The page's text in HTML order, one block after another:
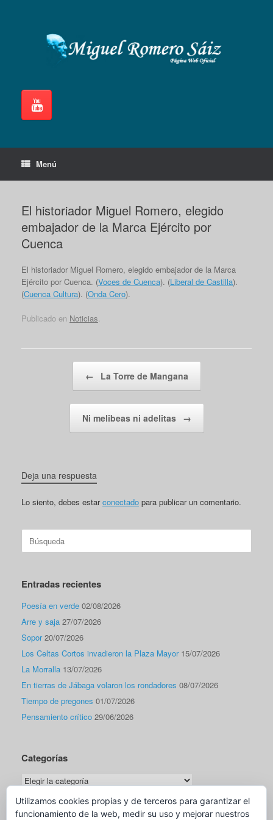
Menú
El historiador Miguel Romero, elegido
embajador de la Marca Ejército por
Cuenca
El historiador Miguel Romero, elegido embajador de la Marca
Ejército por Cuenca. (Voces de Cuenca). (Liberal de Castilla).
(Cuenca Cultura). (Onda Cero).
Publicado en Noticias.
← La Torre de Mangana
Ni melibeas ni adelitas →
Deja una respuesta
Lo siento, debes estarconectado para publicar un comentario.
Buscar:
Entradas recientes
Poesía en verde 02/08/2026
Arre y saja 27/07/2026
Sopor 20/07/2026
Los Celtas Cortos invadieron la Plaza Mayor 15/07/2026
La Morralla 13/07/2026
En tierras de Jábaga volaron los rondadores 08/07/2026
Tiempo de pregones 01/07/2026
Pensamiento crítico 29/06/2026
Categorías
Categorías
Utilizamos cookies propias y de terceros para garantizar el
funcionamiento de la web, medir su uso y mejorar nuestros